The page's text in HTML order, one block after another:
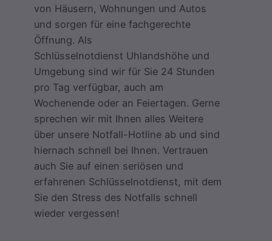
von Häusern, Wohnungen und Autos
und sorgen für eine fachgerechte
Öffnung. Als
Schlüsselnotdienst Uhlandshöhe und
Umgebung sind wir für Sie 24 Stunden
pro Tag verfügbar, auch am
Wochenende oder an Feiertagen. Gerne
sprechen wir mit Ihnen alles Weitere
über unsere Notfall-Hotline ab und sind
hiernach schnell bei Ihnen. Vertrauen
auch Sie auf einen seriösen und
erfahrenen Schlüsselnotdienst, mit dem
Sie den Stress des Notfalls schnell
wieder vergessen!